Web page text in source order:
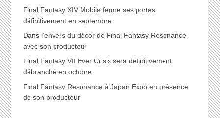
Final Fantasy XIV Mobile ferme ses portes
définitivement en septembre
Dans l’envers du décor de Final Fantasy Resonance
avec son producteur
Final Fantasy VII Ever Crisis sera définitivement
débranché en octobre
Final Fantasy Resonance à Japan Expo en présence
de son producteur